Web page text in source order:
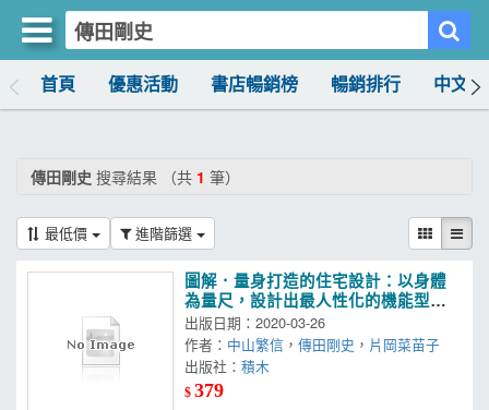
首頁 優惠活動 書店暢銷榜 暢銷排行 中文書
傳田剛史 搜尋結果 （共 1 筆）
最低價 進階篩選
圖解．量身打造的住宅設計：以身體
為量尺，設計出最人性化的機能型住
宅
出版日期：2020-03-26
作者： 中山繁信 ，傳田剛史 ， 片岡菜苗子
出版社：
$379
買書網
書店暢銷榜
中文書